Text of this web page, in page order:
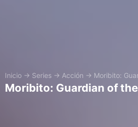
Inicio → Series → Acción → Moribito:
Moribito: Guardian of